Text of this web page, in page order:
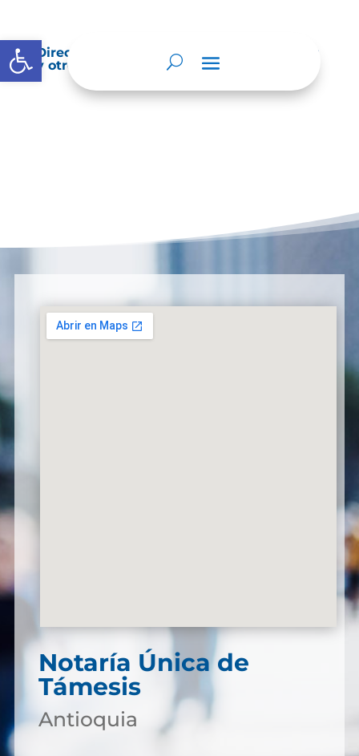
Abrir barra de herramientas
Directorio de agremiaciones, asociaciones
y otros grupos de interés
Notaría Única de
Támesis
Antioquia